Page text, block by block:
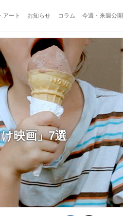
アート お知らせ コラム 今週・来週公開
映画」7選